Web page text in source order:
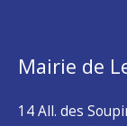
Mairie de
14 All. des